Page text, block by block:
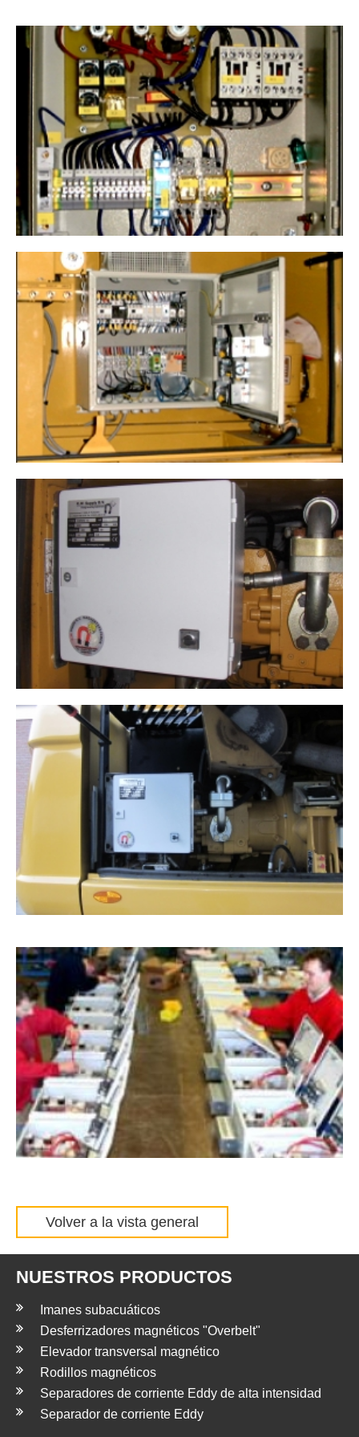
Volver a la vista general
NUESTROS PRODUCTOS
Imanes subacuáticos
Desferrizadores magnéticos "Overbelt"
Elevador transversal magnético
Rodillos magnéticos
Separadores de corriente Eddy de alta intensidad
Separador de corriente Eddy